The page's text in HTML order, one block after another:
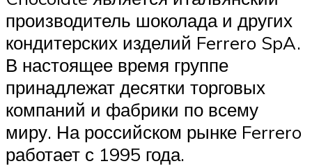
производитель шоколада и других
кондитерских изделий Ferrero SpA.
В настоящее время группе
принадлежат десятки торговых
компаний и фабрики по всему
миру. На российском рынке Ferrero
работает с 1995 года.